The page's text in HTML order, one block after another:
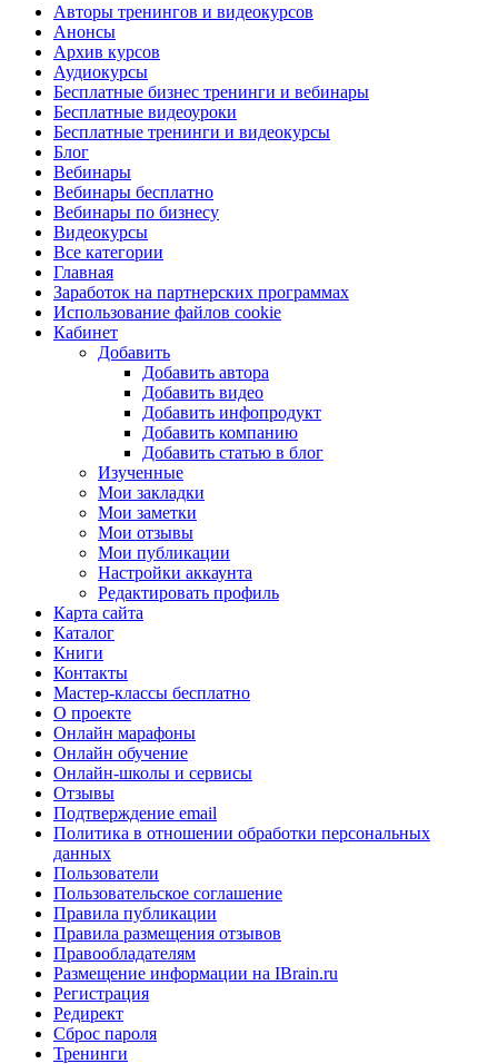
Авторы тренингов и видеокурсов
Анонсы
Архив курсов
Аудиокурсы
Бесплатные бизнес тренинги и вебинары
Бесплатные видеоуроки
Бесплатные тренинги и видеокурсы
Блог
Вебинары
Вебинары бесплатно
Вебинары по бизнесу
Видеокурсы
Все категории
Главная
Заработок на партнерских программах
Использование файлов cookie
Кабинет
Добавить
Добавить автора
Добавить видео
Добавить инфопродукт
Добавить компанию
Добавить статью в блог
Изученные
Мои закладки
Мои заметки
Мои отзывы
Мои публикации
Настройки аккаунта
Редактировать профиль
Карта сайта
Каталог
Книги
Контакты
Мастер-классы бесплатно
О проекте
Онлайн марафоны
Онлайн обучение
Онлайн-школы и сервисы
Отзывы
Подтверждение email
Политика в отношении обработки персональных
данных
Пользователи
Пользовательское соглашение
Правила публикации
Правила размещения отзывов
Правообладателям
Размещение информации на IBrain.ru
Регистрация
Редирект
Сброс пароля
Тренинги